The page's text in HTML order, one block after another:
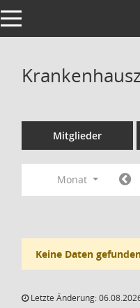
Toggle navigation
Mitglieder
Monat
Keine Daten
Letzte Änderung: